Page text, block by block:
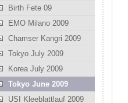
Birth Fete 09
EMO Milano 2009
Chamser Kangri 2009
Tokyo July 2009
Korea July 2009
Tokyo June 2009
USI Kleeblattlauf 2009